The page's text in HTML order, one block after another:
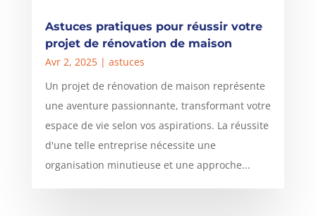
Astuces pratiques pour réussir votre
projet de rénovation de maison
Avr 2, 2025| astuces
Un projet de rénovation de maison représente
une aventure passionnante, transformant votre
espace de vie selon vos aspirations. La réussite
d'une telle entreprise nécessite une
organisation minutieuse et une approche...